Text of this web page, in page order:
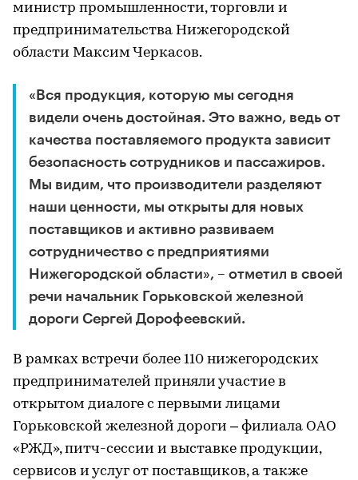
министр промышленности, торговли и
предпринимательства Нижегородской
области Максим Черкасов.
«Вся продукция, которую мы сегодня
видели очень достойная. Это важно, ведь от
качества поставляемого продукта зависит
безопасность сотрудников и пассажиров.
Мы видим, что производители разделяют
наши ценности, мы открыты для новых
поставщиков и активно развиваем
сотрудничество с предприятиями
Нижегородской области», – отметил в своей
речи начальник Горьковской железной
дороги Сергей Дорофеевский.
В рамках встречи более 110 нижегородских
предпринимателей приняли участие в
открытом диалоге с первыми лицами
Горьковской железной дороги – филиала ОАО
«РЖД», питч-сессии и выставке продукции,
сервисов и услуг от поставщиков, а также